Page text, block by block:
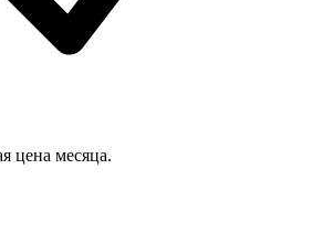
цена месяца.